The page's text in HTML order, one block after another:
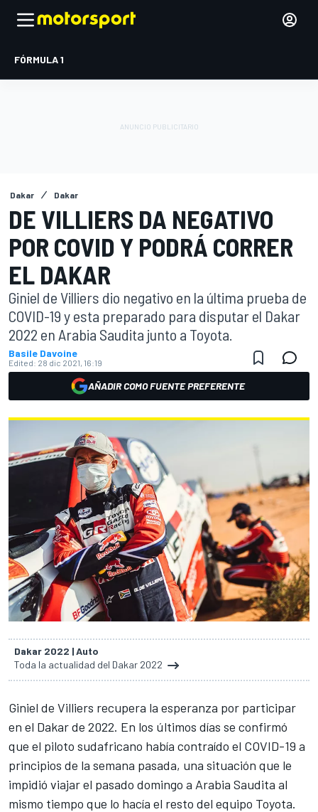
FÓRMULA 1
Dakar Dakar
DE VILLIERS DA NEGATIVO
POR COVID Y PODRÁ CORRER
EL DAKAR
Giniel de Villiers dio negativo en la última prueba de
COVID-19 y esta preparado para disputar el Dakar
2022 en Arabia Saudita junto a Toyota.
Basile Davoine
Edited: 28 dic 2021, 16:19
AÑADIR COMO FUENTE PREFERENTE
Dakar 2022 | Auto
Toda la actualidad del Dakar 2022
Giniel de Villiers recupera la esperanza por participar
en el Dakar de 2022. En los últimos días se confirmó
que el piloto sudafricano había contraído el COVID-19 a
principios de la semana pasada, una situación que le
impidió viajar el pasado domingo a Arabia Saudita al
mismo tiempo que lo hacía el resto del equipo Toyota.